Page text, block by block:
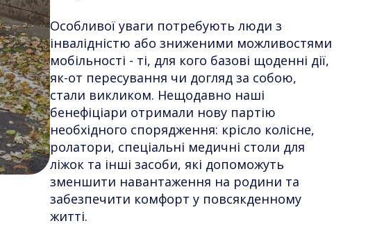
Особливої уваги потребують люди з
інвалідністю або зниженими можливостями
мобільності - ті, для кого базові щоденні дії,
як-от пересування чи догляд за собою,
стали викликом. Нещодавно наші
бенефіціари отримали нову партію
необхідного спорядження: крісло колісне,
ролатори, спеціальні медичні столи для
ліжок та інші засоби, які допоможуть
зменшити навантаження на родини та
забезпечити комфорт у повсякденному
житті.